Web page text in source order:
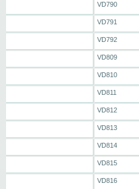
VD790
VD791
VD792
VD809
VD810
VD811
VD812
VD813
VD814
VD815
VD816